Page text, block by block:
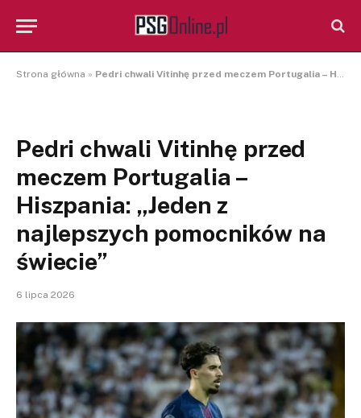
Strona główna » Pedri chwali Vitinhę przed meczem Portugalia – Hiszpania: „Jeden z najlepszych pomocników na świecie”
Pedri chwali Vitinhę przed
meczem Portugalia –
Hiszpania: „Jeden z
najlepszych pomocników na
świecie”
6 lipca 2026